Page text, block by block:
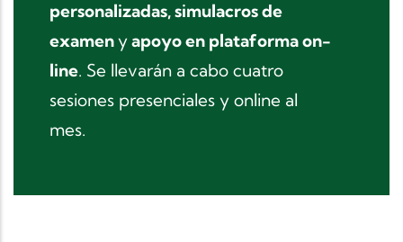
personalizadas, simulacros de
examenyapoyo en plataforma on-
line. Se llevarán a cabo cuatro
sesiones presenciales y online al
mes.